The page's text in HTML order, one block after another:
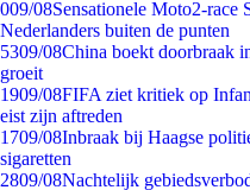
009/08Sensationele Moto2-race
Nederlanders buiten de punten
5309/08China boekt doorbraak
groeit
1909/08FIFA ziet kritiek op
eist zijn aftreden
1709/08Inbraak bij Haagse
sigaretten
2809/08Nachtelijk